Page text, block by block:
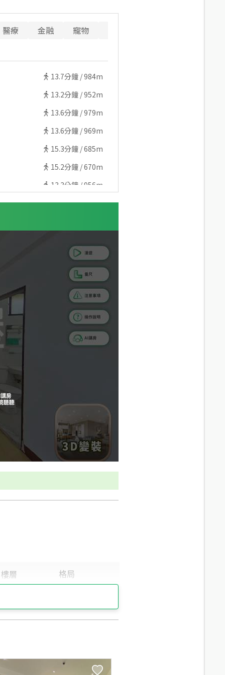
醫療 金融 寵物
13.7分鐘 /984m
13.2分鐘 /952m
13.6分鐘 /979m
13.6分鐘 /969m
15.3分鐘 /685m
15.2分鐘 /670m
13.3分鐘 /956m
13.3分鐘 /950m
分鐘 /1186m